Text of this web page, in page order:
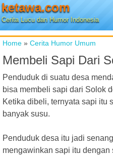
ketawa.com
Cerita Lucu dan Humor Indonesia
Home » Cerita Humor Umum
Membeli Sapi Dari
Penduduk di suatu desa
bisa membeli sapi dari Solok
Ketika dibeli, ternyata sapi itu
banyak susu.
Penduduk desa itu jadi
mengawinkan sapi itu dengan